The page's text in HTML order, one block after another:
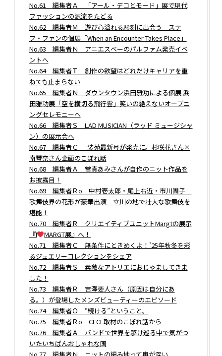
No.61 編集者Ａ 「アール・デコとモード」展で現代
ファッションの源流をたどる
No.62 編集者Ｍ 遊び心溢れる彫刻に出会う ステ
フ・ファンの個展「When an Encounter Takes Place」
No.63 編集者Ｎ アニエスべーのパルファム発売イベ
ントへ
No.64 編集者Ｔ 創作の欲望はどれだけキャリアを重
ねても止まらない
No.65 編集者Ｎ ダウンタウン浜田雅功による個展 浜
田雅功展「空を横切る飛行雲」笑いの絶えないオープニ
ングセレモニーへ
No.66 編集者Ｓ LAD MUSICIAN（ラッド ミュージシャ
ン）の展示会へ
No.67 編集者Ｃ 装苑最新号が発売に。杉咲花さん×
南琴奈さん企画のこぼれ話
No.68 編集者Ａ 當真あみさんが自作のニット作品を
お披露目！
No.69 編集者Ｒo 中村壱太郎・尾上右近・市川團子
歌舞伎界の花形が豪華出演 立川の地で壮大な歌舞伎を
堪能！
No.70 編集者Ｒ クリエイティブユニットMargtの展示
『I
MARGT展』へ！
No.71 編集者Ｃ 無条件にときめくよ！’25年秋冬を彩
るジュエリーコレクションをシェア
No.72 編集者Ｓ 素敵なアトリエにおじゃましてきま
した！
No.73 編集者Ｒ 吉澤要人さん（原因は自分にあ
る。）が登場したメンズビューティーのエピソード
No.74 編集者Ｏ “続ける”ということ。
No.75 編集者Ｒo CFCL取材のこぼれ話から
No.76 編集者Ａ バンドで世界を駆け巡る中で気がつ
いたいちばんおしゃれな国